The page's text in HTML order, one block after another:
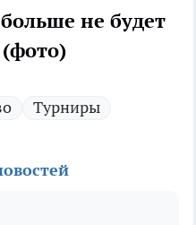
не будет
Турниры